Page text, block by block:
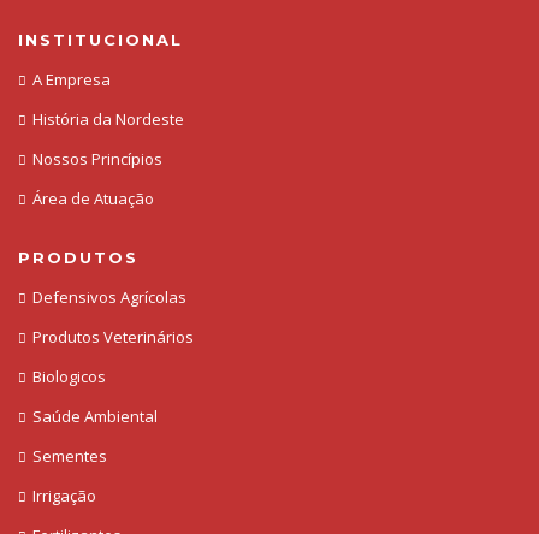
INSTITUCIONAL
A Empresa
História da Nordeste
Nossos Princípios
Área de Atuação
PRODUTOS
Defensivos Agrícolas
Produtos Veterinários
Biologicos
Saúde Ambiental
Sementes
Irrigação